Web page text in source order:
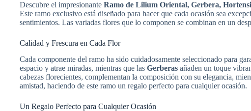
Descubre el impresionante Ramo de Lilium Oriental, Gerbera,
Este ramo exclusivo está diseñado para hacer que cada ocasión sea
sentimientos. Las variadas flores que lo componen se combinan en un
Calidad y Frescura en Cada Flor
Cada componente del ramo ha sido cuidadosamente seleccionado para
espacio y atrae miradas, mientras que las Gerberas añaden un toque
cabezas florecientes, complementan la composición con su elegancia,
amistad, haciendo de este ramo un regalo perfecto para cualquier ocasión.
Un Regalo Perfecto para Cualquier Ocasión